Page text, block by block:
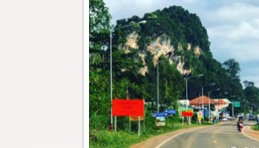
30.08.2022
"В Логово Дракона"
мистический приключенческий
Паттайи на целый день -
Всего лишь в ...
Thai-Online